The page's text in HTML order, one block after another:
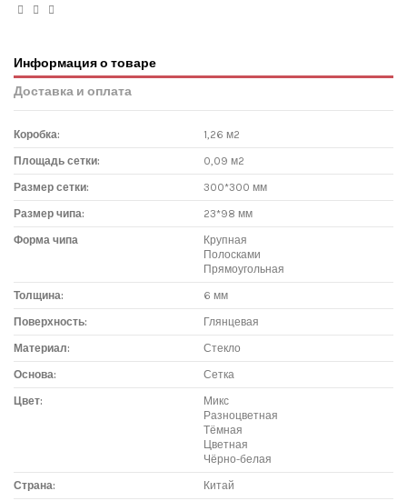
Информация о товаре
Доставка и оплата
Коробка: 1,26 м2
Площадь сетки: 0,09 м2
Размер сетки: 300*300 мм
Размер чипа: 23*98 мм
Форма чипа
Крупная
Полосками
Прямоугольная
Толщина: 6 мм
Поверхность: Глянцевая
Материал: Стекло
Основа: Сетка
Цвет:
Микс
Разноцветная
Тёмная
Цветная
Чёрно-белая
Страна: Китай